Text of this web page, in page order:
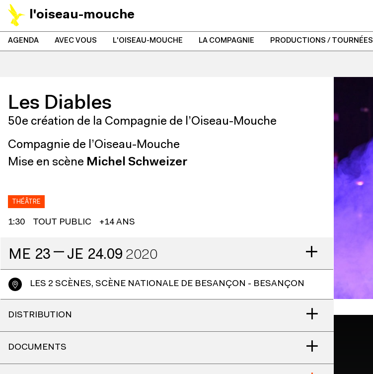
l'oiseau-mouche
AGENDA AVEC VOUS L'OISEAU-MOUCHE LA COMPAGNIE PRODUCTIONS / TOURNÉES
Les Diables
50e création de la Compagnie de l’Oiseau-Mouche
Compagnie de l’Oiseau-Mouche
Mise en scène Michel Schweizer
THÉÂTRE
1:30 TOUT PUBLIC +14 ANS
ME 23 — JE 24.09 2020
LES 2 SCÈNES, SCÈNE NATIONALE DE BESANÇON - BESANÇON
DISTRIBUTION
DOCUMENTS